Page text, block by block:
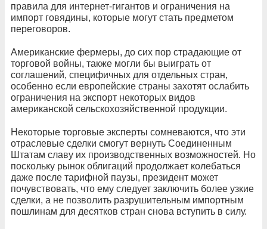
правила для интернет-гигантов и ограничения на
импорт говядины, которые могут стать предметом
переговоров.
Американские фермеры, до сих пор страдающие от
торговой войны, также могли бы выиграть от
соглашений, специфичных для отдельных стран,
особенно если европейские страны захотят ослабить
ограничения на экспорт некоторых видов
американской сельскохозяйственной продукции.
Некоторые торговые эксперты сомневаются, что эти
отраслевые сделки смогут вернуть Соединенным
Штатам славу их производственных возможностей. Но
поскольку рынок облигаций продолжает колебаться
даже после тарифной паузы, президент может
почувствовать, что ему следует заключить более узкие
сделки, а не позволить разрушительным импортным
пошлинам для десятков стран снова вступить в силу.